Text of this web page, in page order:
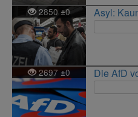
2850 ±0 Asyl:
2697±0 Die AfD